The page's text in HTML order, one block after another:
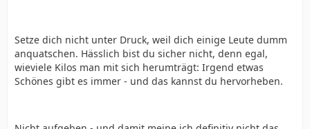
Setze dich nicht unter Druck, weil dich einige Leute dumm
anquatschen. Hässlich bist du sicher nicht, denn egal,
wieviele Kilos man mit sich herumträgt: Irgend etwas
Schönes gibt es immer - und das kannst du hervorheben.